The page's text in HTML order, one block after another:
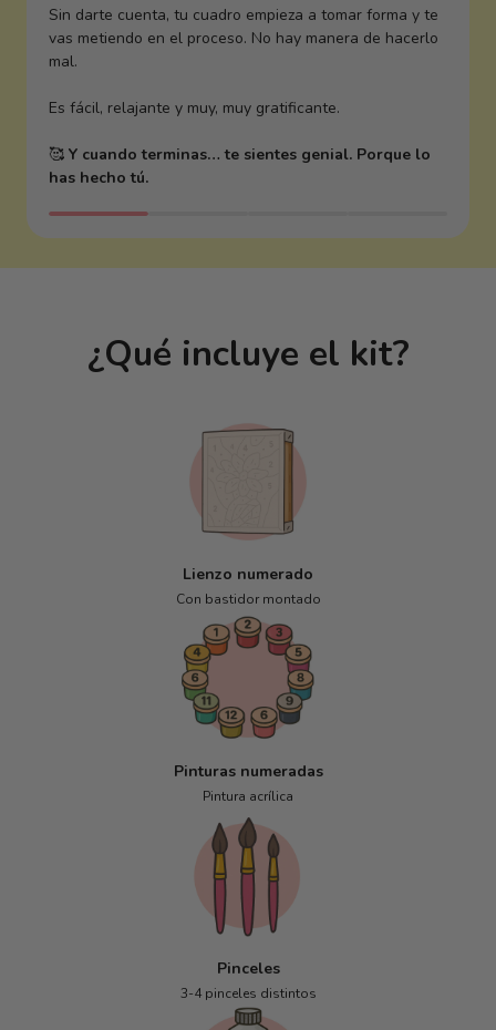
Sin darte cuenta, tu cuadro empieza a tomar forma y te
vas metiendo en el proceso. No hay manera de hacerlo
mal.
Es fácil, relajante y muy, muy gratificante.
🥰 Y cuando terminas… te sientes genial. Porque lo
has hecho tú.
¿Qué incluye el kit?
Lienzo numerado
Con bastidor montado
Pinturas numeradas
Pintura acrílica
Pinceles
3-4 pinceles distintos